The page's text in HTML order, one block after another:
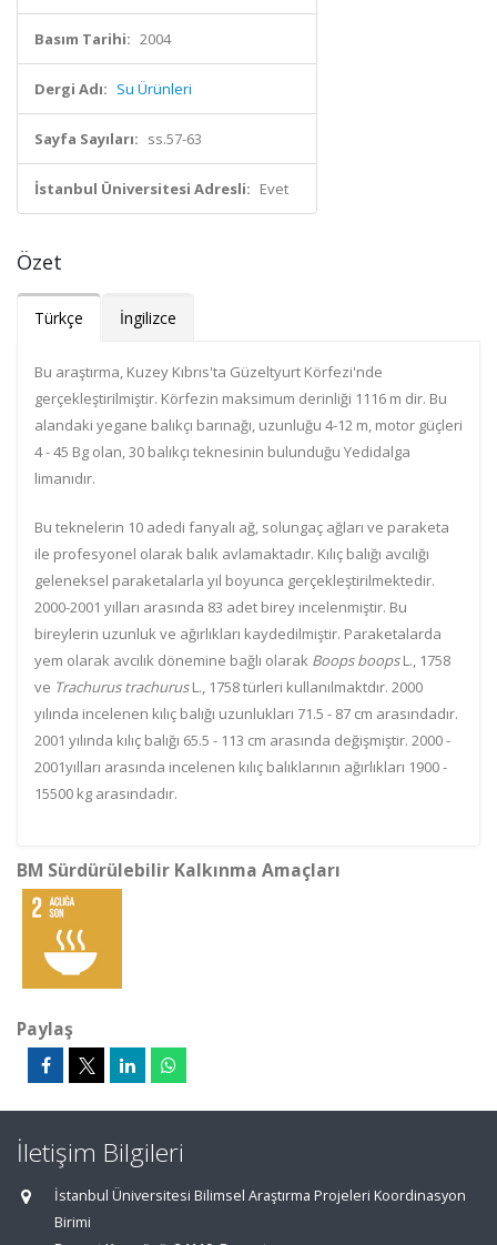
Basım Tarihi: 2004
Dergi Adı: Su Ürünleri
Sayfa Sayıları: ss.57-63
İstanbul Üniversitesi Adresli: Evet
Özet
Türkçe İngilizce
Bu araştırma, Kuzey Kıbrıs'ta Güzeltyurt Körfezi'nde
gerçekleştirilmiştir. Körfezin maksimum derinliği 1116 m dir. Bu
alandaki yegane balıkçı barınağı, uzunluğu 4-12 m, motor güçleri
4 - 45 Bg olan, 30 balıkçı teknesinin bulunduğu Yedidalga
limanıdır.
Bu teknelerin 10 adedi fanyalı ağ, solungaç ağları ve paraketa
ile profesyonel olarak balık avlamaktadır. Kılıç balığı avcılığı
geleneksel paraketalarla yıl boyunca gerçekleştirilmektedir.
2000-2001 yılları arasında 83 adet birey incelenmiştir. Bu
bireylerin uzunluk ve ağırlıkları kaydedilmiştir. Paraketalarda
yem olarak avcılık dönemine bağlı olarak Boops boopsL., 1758
ve Trachurus trachurusL., 1758 türleri kullanılmaktdır. 2000
yılında incelenen kılıç balığı uzunlukları 71.5 - 87 cm arasındadır.
2001 yılında kılıç balığı 65.5 - 113 cm arasında değişmiştir. 2000 -
2001yılları arasında incelenen kılıç balıklarının ağırlıkları 1900 -
15500 kg arasındadır.
BM Sürdürülebilir Kalkınma Amaçları
Paylaş
İletişim Bilgileri
İstanbul Üniversitesi Bilimsel Araştırma Projeleri Koordinasyon
Birimi